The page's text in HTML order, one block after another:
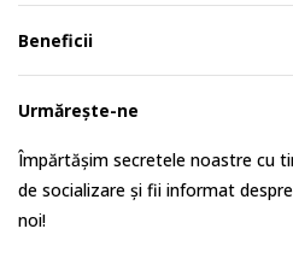
Beneficii
Urmărește-ne
Împărtășim secretele noastre cu
de socializare și fii informat
noi!